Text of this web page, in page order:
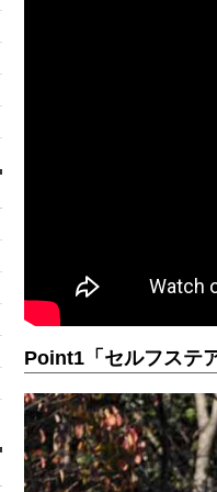
Point1「セルフステ